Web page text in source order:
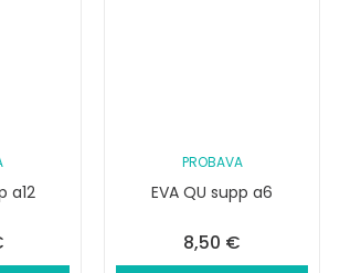
a12
PROBAVA
EVA QU supp a6
8,50 €